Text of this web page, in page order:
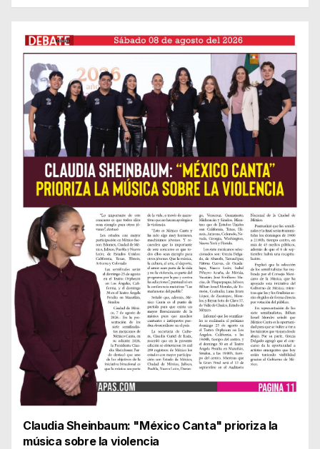
Claudia Sheinbaum: "México Canta" prioriza la
música sobre la violencia